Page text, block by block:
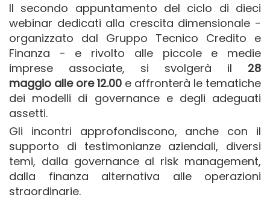
Il secondo appuntamento del ciclo di dieci
webinar dedicati alla crescita dimensionale -
organizzato dal Gruppo Tecnico Credito e
Finanza - e rivolto alle piccole e medie
imprese associate, si svolgerà il 28
maggio alle ore 12.00 e affronterà le tematiche
dei modelli di governance e degli adeguati
assetti.
Gli incontri approfondiscono, anche con il
supporto di testimonianze aziendali, diversi
temi, dalla governance al risk management,
dalla finanza alternativa alle operazioni
straordinarie.